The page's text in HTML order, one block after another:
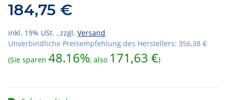
184,75 €
inkl. 19% USt. , zzgl. Versand
Unverbindliche Preisempfehlung des Herstellers: 356,38 €
(Sie sparen 48.16%, also 171,63 €)